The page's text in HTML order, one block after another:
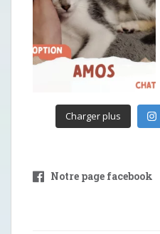
Charger plus
Notre page facebook